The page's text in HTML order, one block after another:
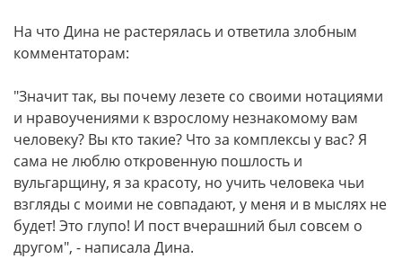
На что Дина не растерялась и ответила злобным
комментаторам:
"Значит так, вы почему лезете со своими нотациями
и нравоучениями к взрослому незнакомому вам
человеку? Вы кто такие? Что за комплексы у вас? Я
сама не люблю откровенную пошлость и
вульгарщину, я за красоту, но учить человека чьи
взгляды с моими не совпадают, у меня и в мыслях не
будет! Это глупо! И пост вчерашний был совсем о
другом", - написала Дина.